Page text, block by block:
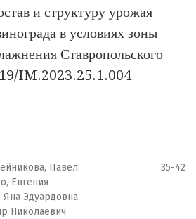
и структуру урожая
в условиях зоны
Ставропольского
IM.2023.25.1.004
Павел
Евгения
Яна Эдуардовна
Николаевич
35-42